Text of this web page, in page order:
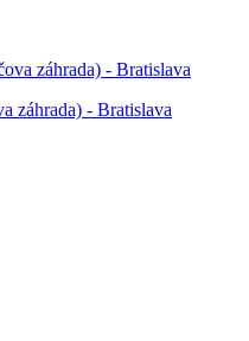
záhrada) - Bratislava